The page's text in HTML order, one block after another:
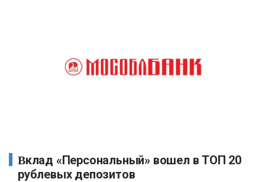
Вклад «Персональный» вошел в ТОП 20
рублевых депозитов